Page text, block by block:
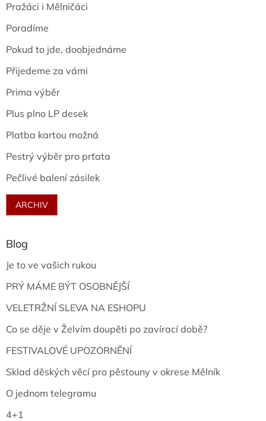
Pražáci i Mělničáci
Poradíme
Pokud to jde, doobjednáme
Přijedeme za vámi
Prima výběr
Plus plno LP desek
Platba kartou možná
Pestrý výběr pro prťata
Pečlivé balení zásilek
ARCHIV
Blog
Je to ve vašich rukou
PRÝ MÁME BÝT OSOBNĚJŠÍ
VELETRŽNÍ SLEVA NA ESHOPU
Co se děje v Želvím doupěti po zavírací době?
FESTIVALOVÉ UPOZORNĚNÍ
Sklad děských věcí pro pěstouny v okrese Mělník
O jednom telegramu
4+1